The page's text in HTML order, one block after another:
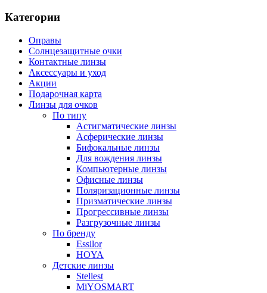
Категории
Оправы
Солнцезащитные очки
Контактные линзы
Аксессуары и уход
Акции
Подарочная карта
Линзы для очков
По типу
Астигматические линзы
Асферические линзы
Бифокальные линзы
Для вождения линзы
Компьютерные линзы
Офисные линзы
Поляризационные линзы
Призматические линзы
Прогрессивные линзы
Разгрузочные линзы
По бренду
Essilor
HOYA
Детские линзы
Stellest
MiYOSMART